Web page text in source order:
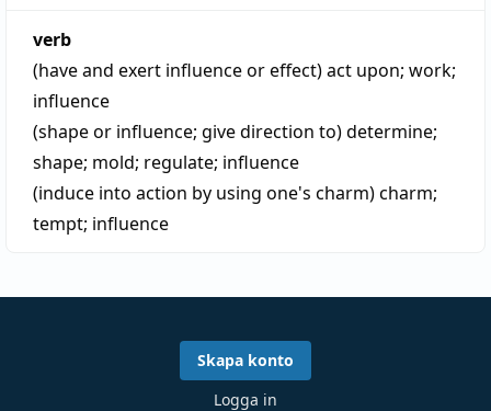
verb
(have and exert influence or effect)act upon; work;
influence
(shape or influence; give direction to)determine;
shape; mold; regulate; influence
(induce into action by using one's charm)charm;
tempt; influence
Skapa konto
Logga in